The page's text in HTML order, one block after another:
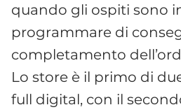
quando gli ospiti sono
programmare di
completamento
Lo store è il primo di
full digital, con il